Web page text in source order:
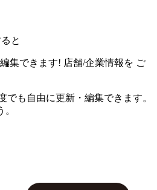
と
集できます! 店舗/企業情報を ご
でも自由に更新・編集できます。